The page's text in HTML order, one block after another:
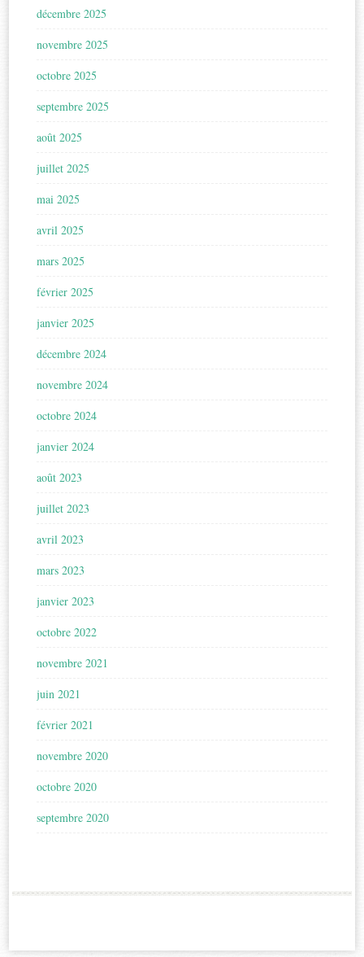
décembre 2025
novembre 2025
octobre 2025
septembre 2025
août 2025
juillet 2025
mai 2025
avril 2025
mars 2025
février 2025
janvier 2025
décembre 2024
novembre 2024
octobre 2024
janvier 2024
août 2023
juillet 2023
avril 2023
mars 2023
janvier 2023
octobre 2022
novembre 2021
juin 2021
février 2021
novembre 2020
octobre 2020
septembre 2020